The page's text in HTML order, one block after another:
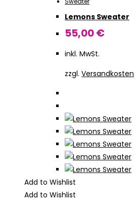
auf.
der
werden
Lemons Sweater
55,00€
inkl. MwSt.
zzgl. Versandkosten
Add to Wishlist
Add to Wishlist